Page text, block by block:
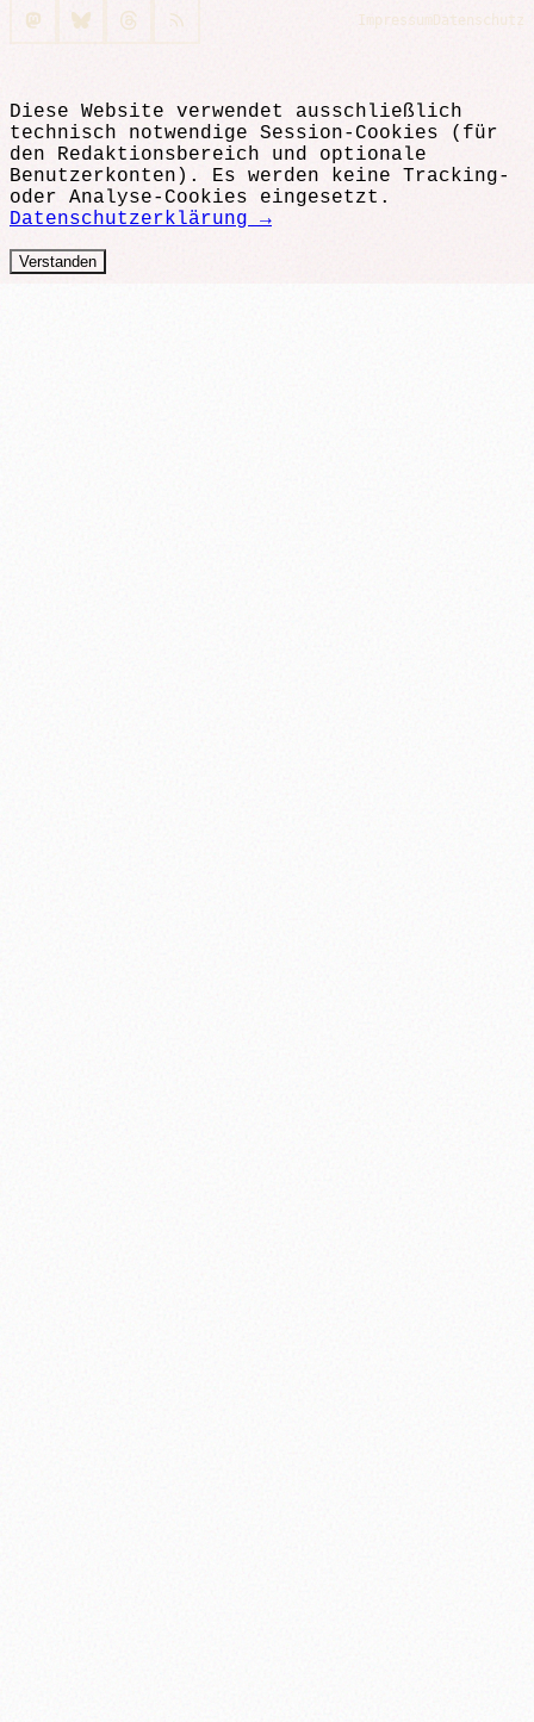
Impressum Datenschutz
Diese Website verwendet ausschließlich
technisch notwendige Session-Cookies (für
den Redaktionsbereich und optionale
Benutzerkonten). Es werden keine Tracking-
oder Analyse-Cookies eingesetzt.
Datenschutzerklärung →
Verstanden